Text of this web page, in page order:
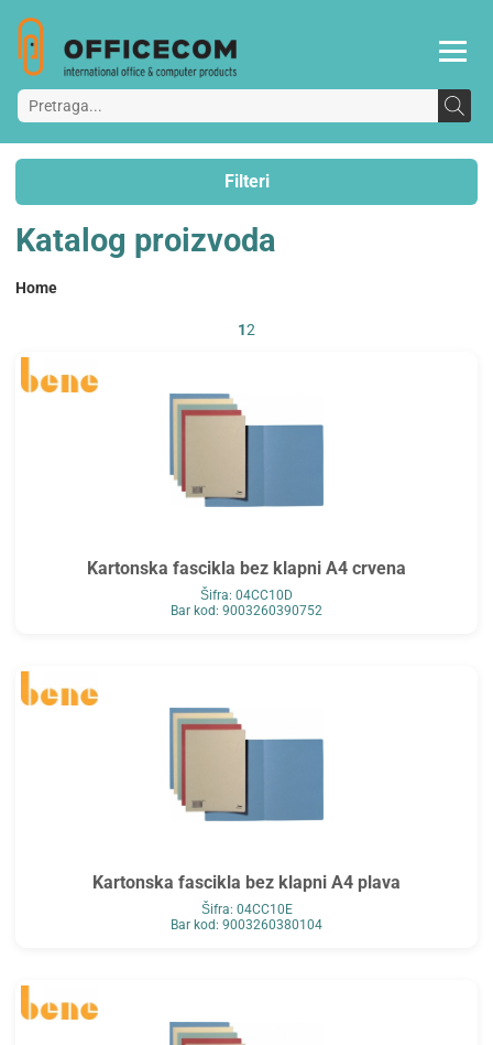
Filteri
Katalog proizvoda
Home
12
Kartonska fascikla bez klapni A4 crvena
Šifra: 04CC10D
Bar kod: 9003260390752
Kartonska fascikla bez klapni A4 plava
Šifra: 04CC10E
Bar kod: 9003260380104